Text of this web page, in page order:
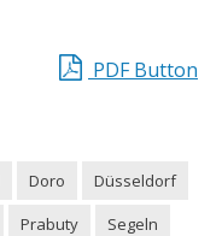
PDF Button
Doro
Düsseldorf
Prabuty Segeln